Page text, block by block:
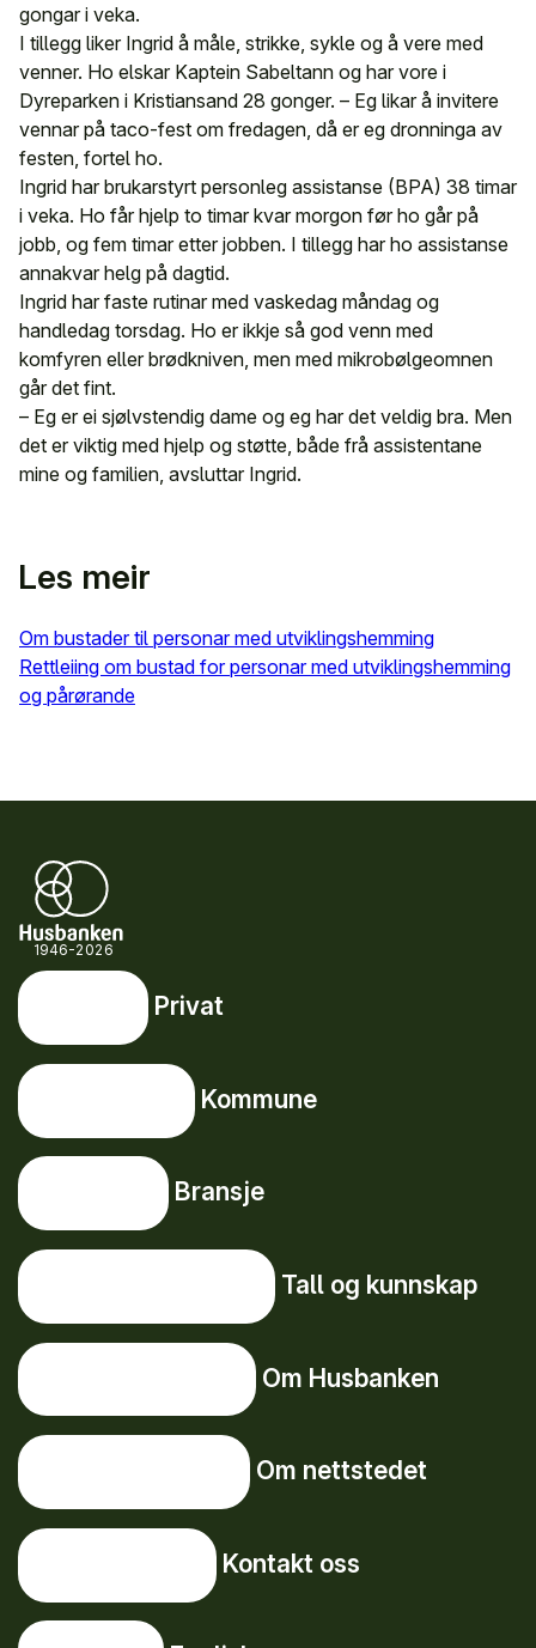
gongar i veka.
I tillegg liker Ingrid å måle, strikke, sykle og å vere med
venner. Ho elskar Kaptein Sabeltann og har vore i
Dyreparken i Kristiansand 28 gonger. – Eg likar å invitere
vennar på taco-fest om fredagen, då er eg dronninga av
festen, fortel ho.
Ingrid har brukarstyrt personleg assistanse (BPA) 38 timar
i veka. Ho får hjelp to timar kvar morgon før ho går på
jobb, og fem timar etter jobben. I tillegg har ho assistanse
annakvar helg på dagtid.
Ingrid har faste rutinar med vaskedag måndag og
handledag torsdag. Ho er ikkje så god venn med
komfyren eller brødkniven, men med mikrobølgeomnen
går det fint.
– Eg er ei sjølvstendig dame og eg har det veldig bra. Men
det er viktig med hjelp og støtte, både frå assistentane
mine og familien, avsluttar Ingrid.
Les meir
Om bustader til personar med utviklingshemming
Rettleiing om bustad for personar med utviklingshemming
og pårørande
1946-2026
Snarveier
Privat
Kommune
Bransje
Tall og kunnskap
Om Husbanken
Om nettstedet
Kontakt oss